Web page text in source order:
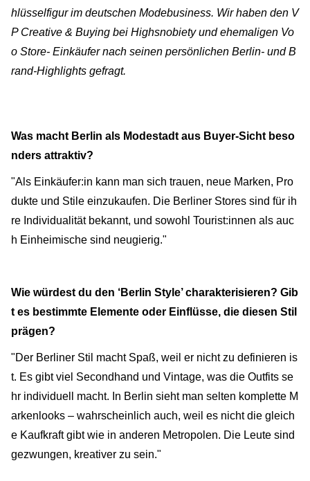
hlüsselfigur im deutschen Modebusiness. Wir haben den V
P Creative & Buying bei Highsnobiety und ehemaligen Vo
o Store- Einkäufer nach seinen persönlichen Berlin- und B
rand-Highlights gefragt.
Was macht Berlin als Modestadt aus Buyer-Sicht beso
nders attraktiv?
"Als Einkäufer:in kann man sich trauen, neue Marken, Pro
dukte und Stile einzukaufen. Die Berliner Stores sind für ih
re Individualität bekannt, und sowohl Tourist:innen als auc
h Einheimische sind neugierig."
Wie würdest du den ‘Berlin Style’ charakterisieren? Gib
t es bestimmte Elemente oder Einflüsse, die diesen Stil
prägen?
"Der Berliner Stil macht Spaß, weil er nicht zu definieren is
t. Es gibt viel Secondhand und Vintage, was die Outfits se
hr individuell macht. In Berlin sieht man selten komplette M
arkenlooks – wahrscheinlich auch, weil es nicht die gleich
e Kaufkraft gibt wie in anderen Metropolen. Die Leute sind
gezwungen, kreativer zu sein."